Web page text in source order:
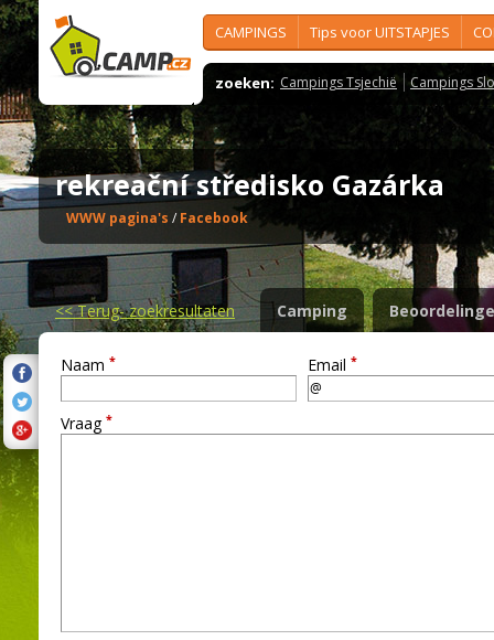
CAMPINGS Tips voor UITSTAPJES
zoeken: Campings Tsjechië Campings
rekreační středisko Gazárka
WWW pagina's / Facebook
<<Terug- zoekresultaten Camping
Naam * Email *
Vraag *